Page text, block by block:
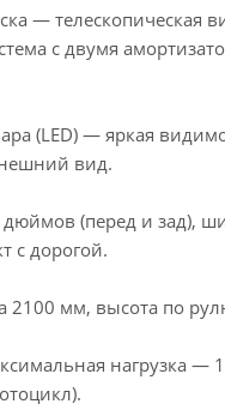
— телескопическая
с двумя
(LED) — яркая
вид.
(перед и зад),
с дорогой.
2100 мм, высота по
нагрузка —